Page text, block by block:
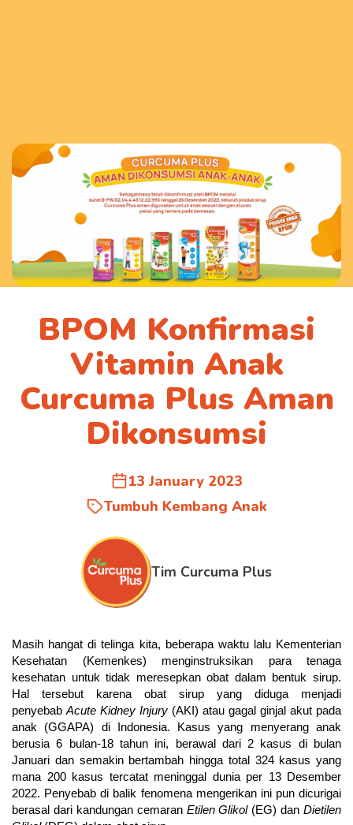
BPOM Konfirmasi
Vitamin Anak
Curcuma Plus Aman
Dikonsumsi
13 January 2023
Tumbuh Kembang Anak
Tim Curcuma Plus
Masih hangat di telinga kita, beberapa waktu lalu Kementerian
Kesehatan (Kemenkes) menginstruksikan para tenaga
kesehatan untuk tidak meresepkan obat dalam bentuk sirup.
Hal tersebut karena obat sirup yang diduga menjadi
penyebabAcute Kidney Injury (AKI) atau gagal ginjal akut pada
anak (GGAPA) di Indonesia. Kasus yang menyerang anak
berusia 6 bulan-18 tahun ini, berawal dari 2 kasus di bulan
Januari dan semakin bertambah hingga total 324 kasus yang
mana 200 kasus tercatat meninggal dunia per 13 Desember
2022. Penyebab di balik fenomena mengerikan ini pun dicurigai
berasal dari kandungan cemaran Etilen Glikol(EG) dan Dietilen